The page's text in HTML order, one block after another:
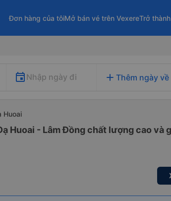
Đơn hàng của tôiMở bán vé trên VexereTrở
Nhập ngày đi add Thêm ngày về
Huoai
Huoai - Lâm Đồng chất lượng cao và